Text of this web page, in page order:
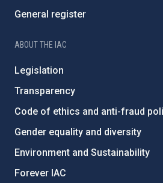
General register
ABOUT THE IAC
Legislation
Transparency
Code of ethics and anti-fraud
Gender equality and diversity
Environment and Sustainability
Forever IAC